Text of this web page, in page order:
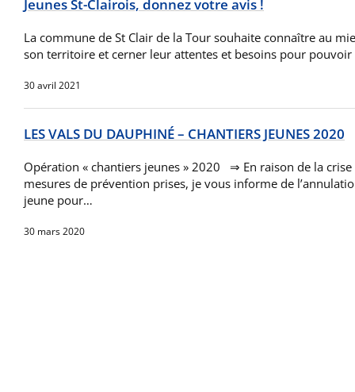
Jeunes St-Clairois, donnez votre avis !
La commune de St Clair de la Tour souhaite connaître au
son territoire et cerner leur attentes et besoins pour
30 avril 2021
LES VALS DU DAUPHINÉ – CHANTIERS JEUNES 2020
Opération « chantiers jeunes » 2020 ⇒ En raison de la
mesures de prévention prises, je vous informe de
jeune pour…
30 mars 2020